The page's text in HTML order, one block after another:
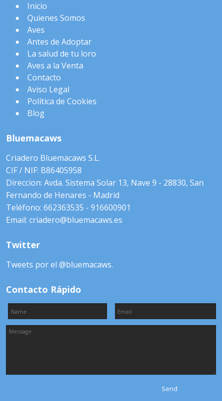
Inicio
Quienes Somos
Aves
Antes de Adoptar
La salud de tu loro
Aves a la Venta
Contacto
Aviso Legal
Política de Cookies
Blog
Bluemacaws
Criadero Bluemacaws S.L.
CIF / NIF: B86405958
Direccion: Avda. Sistema Solar 13, Nave 9 - 28830, San
Fernando de Henares - Madrid
Teléfono: 662363535 - 916600901
Email: criadero@bluemacaws.es
Twitter
Tweets por el @bluemacaws.
Contacto Rápido